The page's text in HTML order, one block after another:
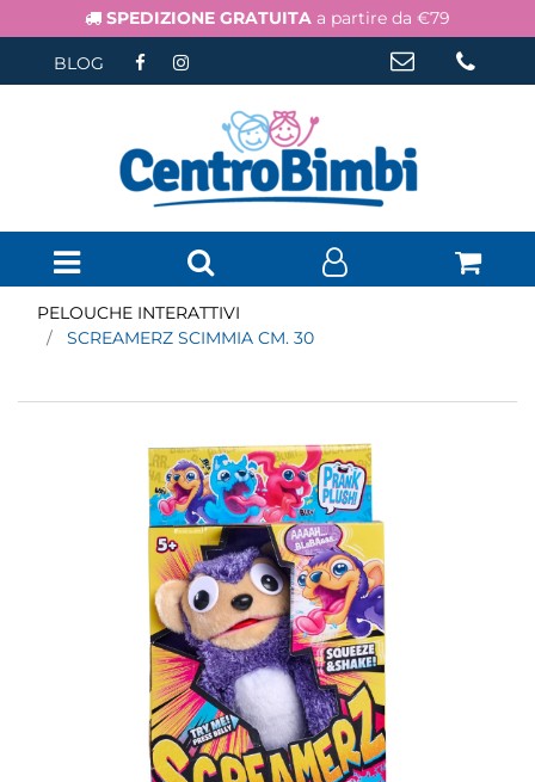
SPEDIZIONE GRATUITA a partire da €79
BLOG
Open menu
PELOUCHE INTERATTIVI
SCREAMERZ SCIMMIA CM. 30